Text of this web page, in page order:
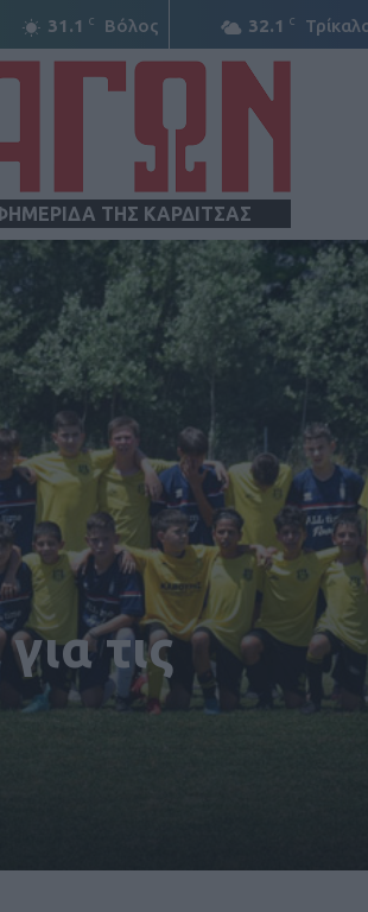
31.1 C Βόλος 32.1 C
ΤΗΣ ΚΑΡΔΙΤΣΑΣ
τις